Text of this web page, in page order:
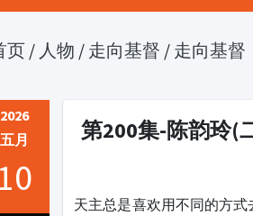
页 / 人物 / 走向基督 / 走向基督
2026
五月
10
第200集-陈韵玲(
天主总是喜欢用不同的方